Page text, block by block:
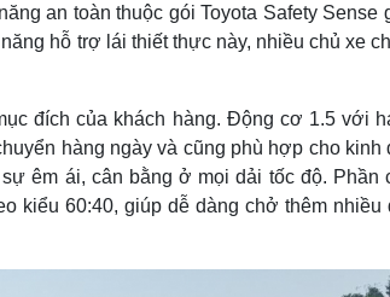
an toàn thuộc gói Toyota Safety Sense
hỗ trợ lái thiết thực này, nhiều chủ xe
đích của khách hàng. Động cơ 1.5 với
hàng ngày và cũng phù hợp cho kinh
êm ái, cân bằng ở mọi dải tốc độ. Phần
kiểu 60:40, giúp dễ dàng chở thêm nhiều